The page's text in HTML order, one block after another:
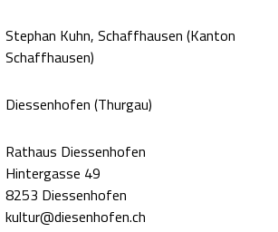
Stephan Kuhn, Schaffhausen (Kanton
Schaffhausen)
Diessenhofen (Thurgau)
Rathaus Diessenhofen
Hintergasse 49
8253 Diessenhofen
kultur@diesenhofen.ch